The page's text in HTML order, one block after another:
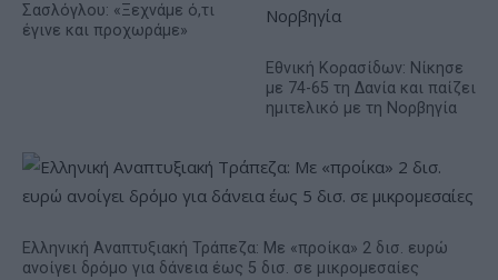
Σασλόγλου: «Ξεχνάμε ό,τι
έγινε και προχωράμε»
Εθνική Κορασίδων: Νίκησε
με 74-65 τη Δανία και παίζει
ημιτελικό με τη Νορβηγία
Ελληνική Αναπτυξιακή Τράπεζα: Με «προίκα» 2 δισ. ευρώ
ανοίγει δρόμο για δάνεια έως 5 δισ. σε μικρομεσαίες